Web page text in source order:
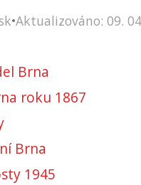
•Aktualizováno: 09.
Brna
roku 1867
Brna
1945